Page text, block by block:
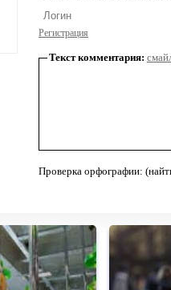
Регистрация
Текст комментария:
Проверка орфографии: